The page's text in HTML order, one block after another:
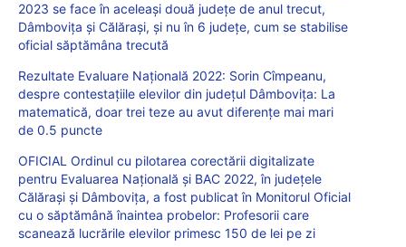
2023 se face în aceleași două județe de anul trecut,
Dâmbovița și Călărași, și nu în 6 județe, cum se stabilise
oficial săptămâna trecută
Rezultate Evaluare Națională 2022: Sorin Cîmpeanu,
despre contestațiile elevilor din județul Dâmbovița: La
matematică, doar trei teze au avut diferențe mai mari
de 0.5 puncte
OFICIAL Ordinul cu pilotarea corectării digitalizate
pentru Evaluarea Națională și BAC 2022, în județele
Călărași și Dâmbovița, a fost publicat în Monitorul Oficial
cu o săptămână înaintea probelor: Profesorii care
scanează lucrările elevilor primesc 150 de lei pe zi